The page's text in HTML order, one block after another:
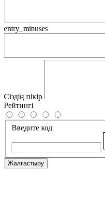
entry_minuses
Сіздің пікір
Рейтингі
Введите код
Жалғастыру